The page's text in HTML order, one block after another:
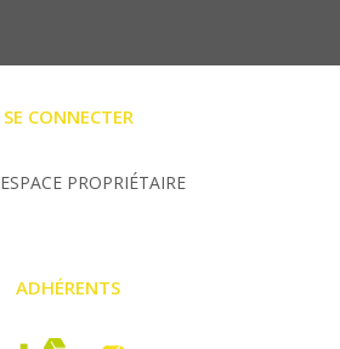
SE CONNECTER
ESPACE PROPRIÉTAIRE
ADHÉRENTS